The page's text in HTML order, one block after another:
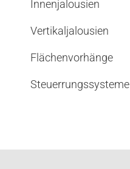
Innenjalousien
Vertikaljalousien
Flächenvorhänge
Steuerrungssysteme